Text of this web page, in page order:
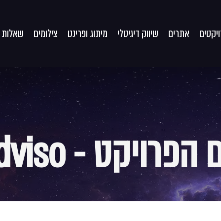
אתרים שיווק דיגיטלי מיתוג ופרינט צילומים שאלות
הפרויקט-